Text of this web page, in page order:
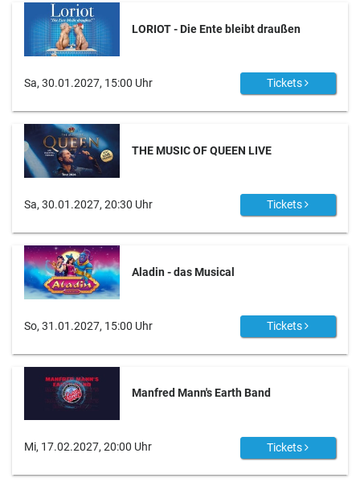
LORIOT - Die Ente bleibt draußen
Sa, 30.01.2027, 15:00 Uhr Tickets
THE MUSIC OF QUEEN LIVE
Sa, 30.01.2027, 20:30 Uhr Tickets
Aladin - das Musical
So, 31.01.2027, 15:00 Uhr Tickets
Manfred Mann's Earth Band
Mi, 17.02.2027, 20:00 Uhr Tickets